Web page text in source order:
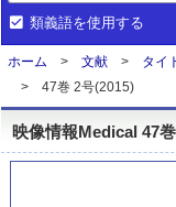
類義語を使用する
ホーム 文献 タイ
47巻 2号(2015)
映像情報Medical 47